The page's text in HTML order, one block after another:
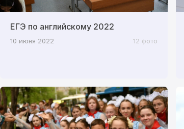
ЕГЭ по английскому 2022
10 июня 2022 12 фото